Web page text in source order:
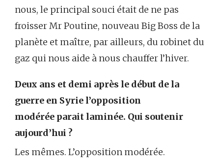
nous, le principal souci était de ne pas
froisser Mr Poutine, nouveau Big Boss de la
planète et maître, par ailleurs, du robinet du
gaz qui nous aide à nous chauffer l’hiver.
Deux ans et demi après le début de la
guerre en Syrie l’opposition
modérée parait laminée. Qui soutenir
aujourd’hui ?
Les mêmes. L’opposition modérée.